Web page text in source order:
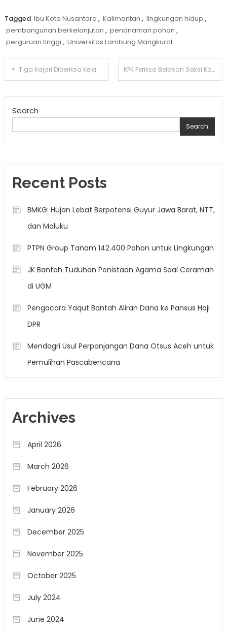
Tagged Ibu Kota Nusantara , Kalimantan , lingkungan hidup ,
pembangunan berkelanjutan , penanaman pohon ,
perguruan tinggi , Universitas Lambung Mangkurat
Post
navigation
Tiga Kajari Diperiksa Kejagung Terkait Laporan Masyarakat KPK Periksa Belasan Saksi Kasus Jual Beli Jabatan di Pati
Search
Search
Recent Posts
BMKG: Hujan Lebat Berpotensi Guyur Jawa Barat, NTT,
dan Maluku
PTPN Group Tanam 142.400 Pohon untuk Lingkungan
JK Bantah Tuduhan Penistaan Agama Soal Ceramah
di UGM
Pengacara Yaqut Bantah Aliran Dana ke Pansus Haji
DPR
Mendagri Usul Perpanjangan Dana Otsus Aceh untuk
Pemulihan Pascabencana
Archives
April 2026
March 2026
February 2026
January 2026
December 2025
November 2025
October 2025
July 2024
June 2024